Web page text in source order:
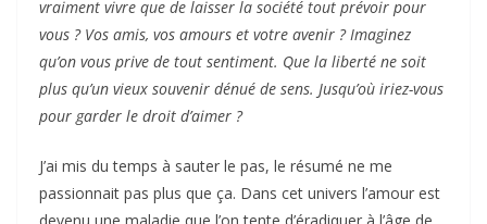
vraiment vivre que de laisser la société tout prévoir pour
vous ? Vos amis, vos amours et votre avenir ? Imaginez
qu’on vous prive de tout sentiment. Que la liberté ne soit
plus qu’un vieux souvenir dénué de sens. Jusqu’où iriez-vous
pour garder le droit d’aimer ?
J’ai mis du temps à sauter le pas, le résumé ne me
passionnait pas plus que ça. Dans cet univers l’amour est